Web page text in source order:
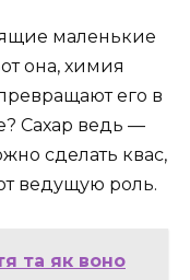
маленькие
она, химия
его в
Сахар ведь —
сделать квас,
ведущую роль.
та як воно